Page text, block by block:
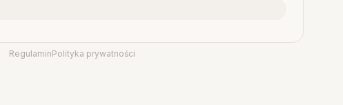
RegulaminPolityka prywatności